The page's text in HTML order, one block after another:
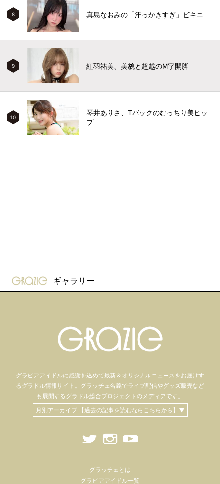
8 真島なおみの「汗っかきすぎ」ビキニ
9 紅羽祐美、美貌と超越のM字開脚
10
琴井ありさ、Tバックのむっちり美ヒッ
プ
gravure-grazie
ギャラリー
グラビアアイドルに感謝を込めて最新＆オリジナルニュースをお届けす
るグラドル情報サイト。 グラッチェ名義でライブ配信やグッズ販売など
も 展開するグラドル総合プロジェクトのメディアです。
月別アーカイブ 【過去の記事を読むならこちらから】▼
グラッチェとは
グラビアアイドル一覧